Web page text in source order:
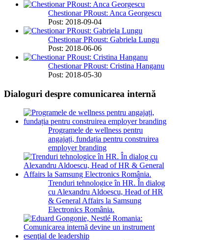
Chestionar PRoust: Anca Georgescu
Post: 2018-09-04
Chestionar PRoust: Gabriela Lungu
Post: 2018-06-06
Chestionar PRoust: Cristina Hanganu
Post: 2018-05-30
Dialoguri despre comunicarea internă
Programele de wellness pentru
angajați, fundația pentru construirea
employer branding
Trenduri tehnologice în HR. În dialog
cu Alexandru Aldoescu, Head of HR
& General Affairs la Samsung
Electronics România.